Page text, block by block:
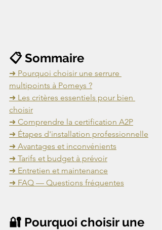
📋 Sommaire
➜ Pourquoi choisir une serrure
multipoints à Pomeys ?
➜ Les critères essentiels pour bien
choisir
➜ Comprendre la certification A2P
➜ Étapes d'installation professionnelle
➜ Avantages et inconvénients
➜ Tarifs et budget à prévoir
➜ Entretien et maintenance
➜ FAQ — Questions fréquentes
🔐 Pourquoi choisir une